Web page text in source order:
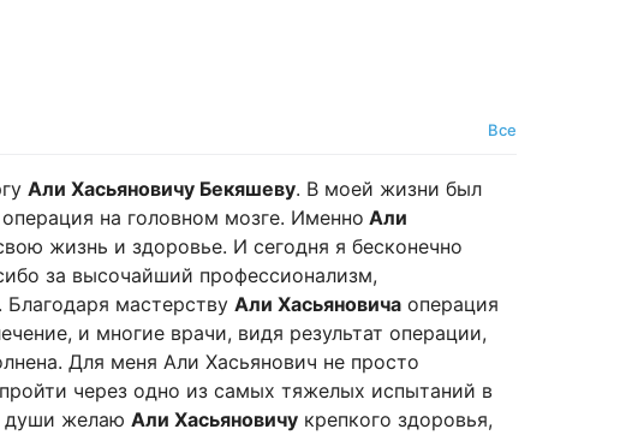
Все
Али Хасьяновичу Бекяшеву. В моей жизни был
на головном мозге. Именно Али
жизнь и здоровье. И сегодня я бесконечно
за высочайший профессионализм,
мастерству Али Хасьяновичаоперация
и многие врачи, видя результат операции,
Для меня Али Хасьянович не просто
через одно из самых тяжелых испытаний в
души желаю Али Хасьяновичукрепкого здоровья,